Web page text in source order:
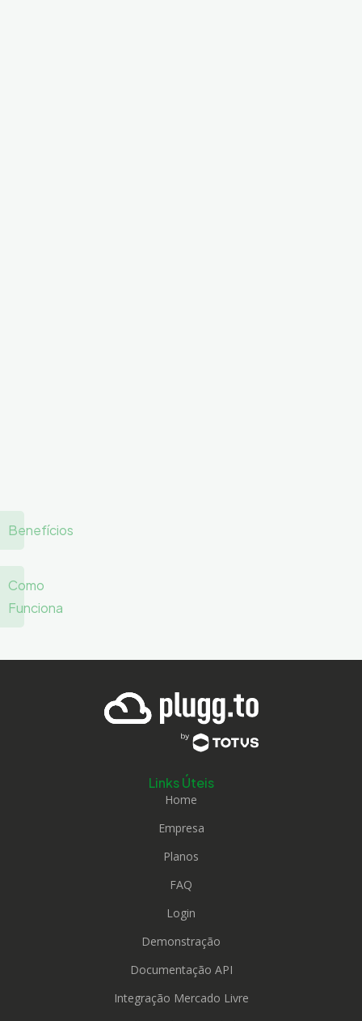
Benefícios
Como
Funciona
Links Úteis
Home
Empresa
Planos
FAQ
Login
Demonstração
Documentação API
Integração Mercado Livre